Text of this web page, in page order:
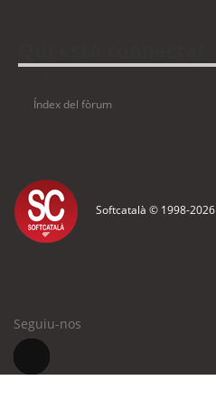
Índex del fòrum
Softcatalà © 1998-2026
Seguiu-nos